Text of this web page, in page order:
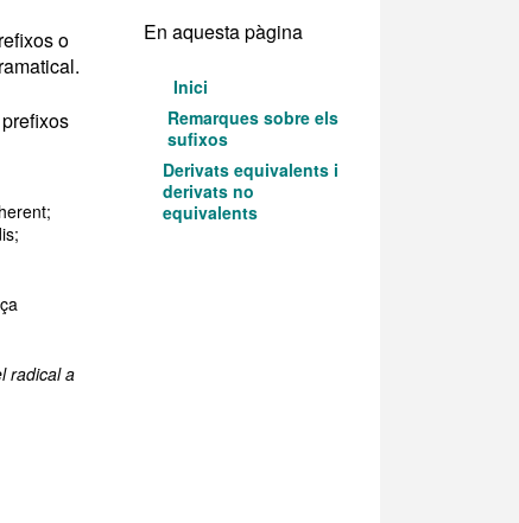
o
radical a
En aquesta pàgina
Inici
Remarques sobre els
sufixos
Derivats equivalents i
derivats no
equivalents